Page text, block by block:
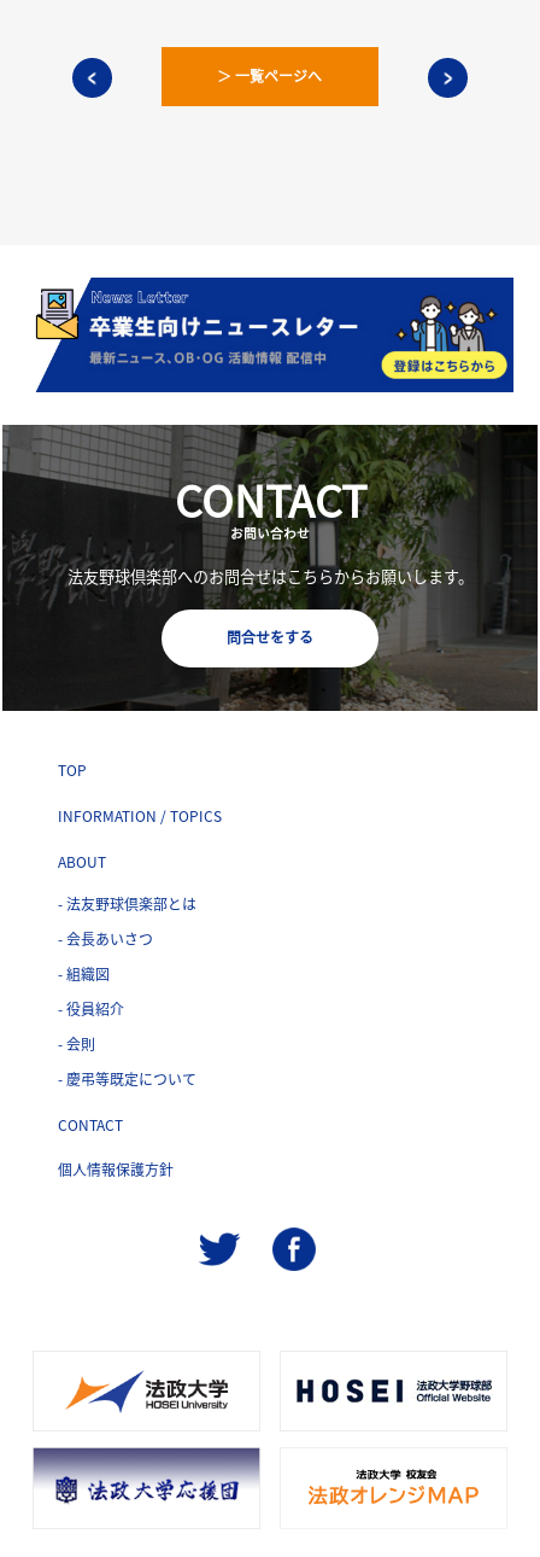
＞ 一覧ページへ
CONTACT
お問い合わせ
法友野球倶楽部へのお問合せはこちらからお願いします。
問合せをする
TOP
INFORMATION / TOPICS
ABOUT
- 法友野球倶楽部とは
- 会長あいさつ
- 組織図
- 役員紹介
- 会則
- 慶弔等既定について
CONTACT
個人情報保護方針